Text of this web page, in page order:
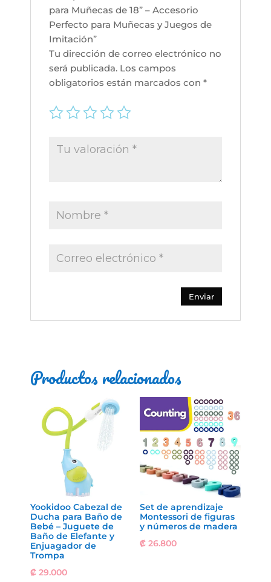
para Muñecas de 18” – Accesorio
Perfecto para Muñecas y Juegos de
Imitación”
Tu dirección de correo electrónico no
será publicada. Los campos
obligatorios están marcados con *
Productos relacionados
Yookidoo Cabezal de
Ducha para Baño de
Bebé – Juguete de
Baño de Elefante y
Enjuagador de
Trompa
₡ 29.000
Set de aprendizaje
Montessori de figuras
y números de madera
₡26.800